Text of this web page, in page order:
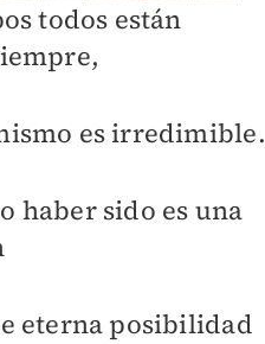
todos están
es irredimible.
haber sido es una
eterna posibilidad